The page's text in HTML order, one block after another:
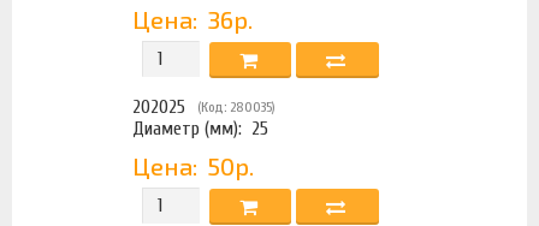
Цена: 36р.
202025 (Код: 280035)
Диаметр (мм): 25
Цена: 50р.